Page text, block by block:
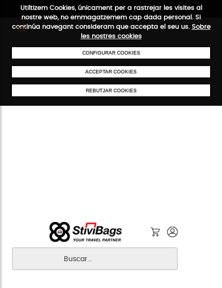
Utiltizem Cookies, únicament per a rastrejar les visites al
nostre web, no emmagatzemem cap dada personal. Si
continúa navegant consideram que accepta el seu us. Sobre
les nostres cookies
CONFIGURAR COOKIES
ACCEPTAR COOKIES
REBUTJAR COOKIES
ENVIAMENTS GRATUÏTS A PARTIR DE 50 €